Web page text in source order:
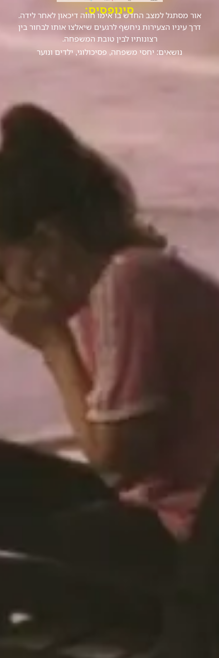
סינופסיס:
אור מסתגל למצב החדש בו אימו חווה דיכאון לאחר לידה.
דרך עיניו הצעירות ניחשף לרגעים שיאלצו אותו לבחור בין
רצונותיו לבין טובת המשפחה.
נושאים: יחסי משפחה, פסיכולוגי, ילדים ונוער